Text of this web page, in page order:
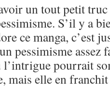
un tout petit truc
S’il y a
ce manga, c’est
pessimisme assez
l’intrigue pourrait
mais elle en